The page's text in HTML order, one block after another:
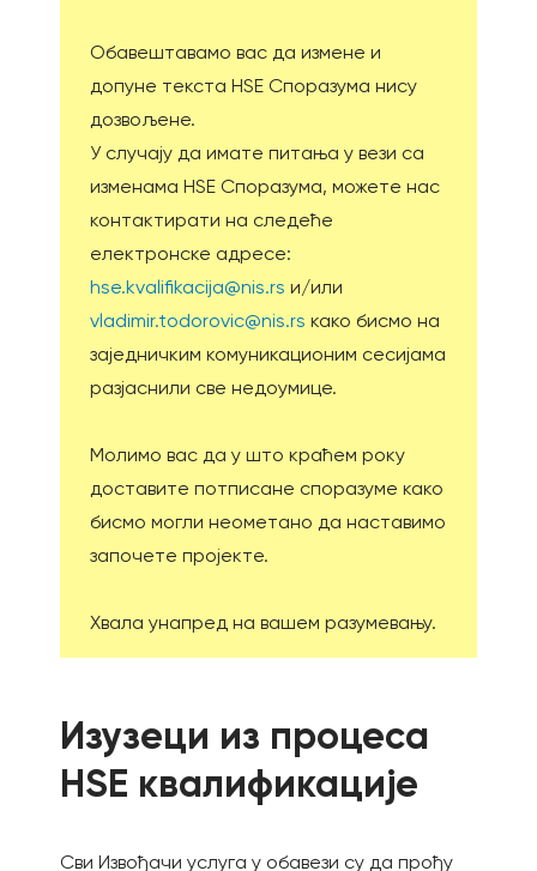
Обавештавамо вас да измене и
допуне текста HSE Споразума нису
дозвољене.
У случају да имате питања у вези са
изменама НЅЕ Споразума, можете нас
контактирати на следеће
електронске адресе:
hse.kvalifikacija@nis.rs и/или
vladimir.todorovic@nis.rs како бисмо на
заједничким комуникационим сесијама
разјаснили све недоумице.
Молимо вас да у што краћем року
доставите потписане споразуме како
бисмо могли неометано да наставимо
започете пројекте.
Хвала унапред на вашем разумевању.
Изузеци из процеса
НЅЕ квалификације
Сви Извођачи услуга у обавези су да прођу